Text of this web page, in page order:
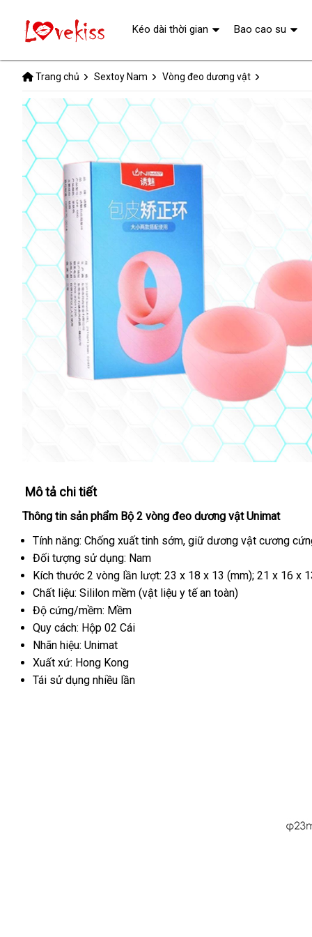
Trang chủ Sextoy Nam Vòng đeo dương vật
Mô tả chi tiết
Thông tin sản phẩm Bộ 2 vòng đeo dương vật Unimat
Tính năng: Chống xuất tinh sớmdễ
, giữ dương vật cương
Đối tượng sử dụng: Nam
Kích thước 2 vòng lần lượt: 23 x 18 x 13 (mm); 21 x 16 x
Chất liệu: Sililon mềm (vật liệu y tế an toàn)
Độ cứng/mềm: Mềm
Quy cách: Hộp 02 Cái
Nhãn hiệu: Unimat
Xuất xứ: Hong Kong
Tái sử dụng nhiều lần
Kéo dài thời gian Bao cao su